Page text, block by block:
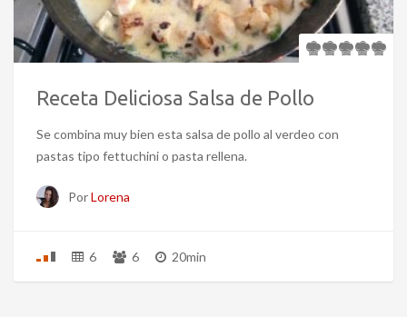
Receta Deliciosa Salsa de Pollo
Se combina muy bien esta salsa de pollo al verdeo con
pastas tipo fettuchini o pasta rellena.
PorLorena
6 6 20min